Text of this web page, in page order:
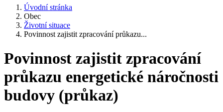
Úvodní stránka
Obec
Životní situace
Povinnost zajistit zpracování průkazu...
Povinnost zajistit zpracování
průkazu energetické náročnosti
budovy (průkaz)